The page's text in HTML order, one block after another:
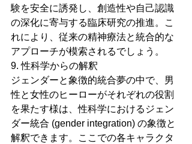
験を安全に誘発し、創造性や自己認識
の深化に寄与する臨床研究の推進。こ
れにより、従来の精神療法と統合的な
アプローチが模索されるでしょう。
9. 性科学からの解釈
ジェンダーと象徴的統合夢の中で、男
性と女性のヒーローがそれぞれの役割
を果たす様は、性科学におけるジェン
ダー統合 (gender integration) の象徴と
解釈できます。ここでの各キャラクタ